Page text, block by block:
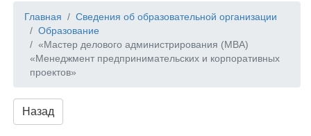
Главная
Сведения об образовательной организации
Образование
«Мастер делового администрирования (MBA)
«Менеджмент предпринимательских и корпоративных
проектов»
Назад